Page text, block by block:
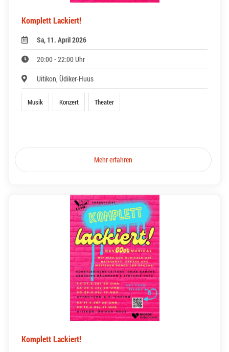
Komplett Lackiert!
Sa, 11. April 2026
20:00 - 22:00 Uhr
Uitikon, Üdiker-Huus
Musik Konzert Theater
Mehr erfahren
Komplett Lackiert!